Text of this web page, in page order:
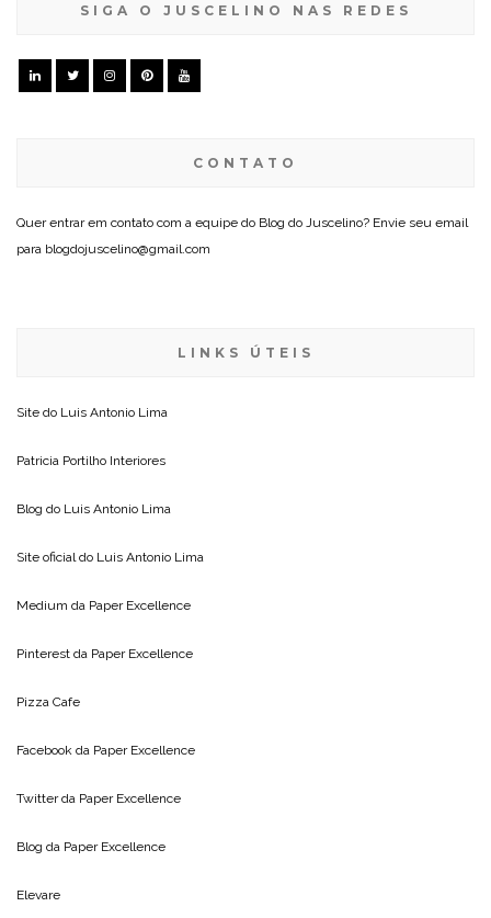
SIGA O JUSCELINO NAS REDES
CONTATO
Quer entrar em contato com a equipe do Blog do Juscelino? Envie seu email
para blogdojuscelino@gmail.com
LINKS ÚTEIS
Site do Luis Antonio Lima
Patricia Portilho Interiores
Blog do Luis Antonio Lima
Site oficial do Luis Antonio Lima
Medium da Paper Excellence
Pinterest da Paper Excellence
Pizza Cafe
Facebook da Paper Excellence
Twitter da Paper Excellence
Blog da Paper Excellence
Elevare